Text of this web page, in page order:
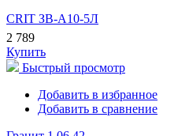
CRIT ЗВ-A10-5Л
2 789
Купить
Быстрый просмотр
Добавить в избранное
Добавить в сравнение